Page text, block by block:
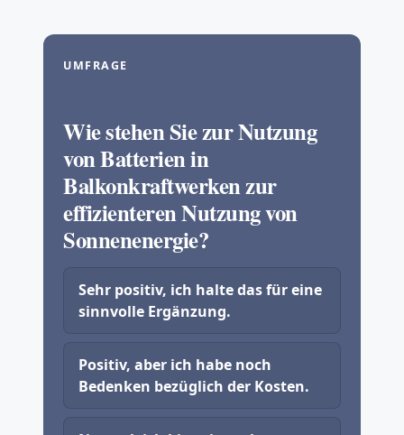
UMFRAGE
Wie stehen Sie zur Nutzung
von Batterien in
Balkonkraftwerken zur
effizienteren Nutzung von
Sonnenenergie?
Sehr positiv, ich halte das für eine
sinnvolle Ergänzung.
Positiv, aber ich habe noch
Bedenken bezüglich der Kosten.